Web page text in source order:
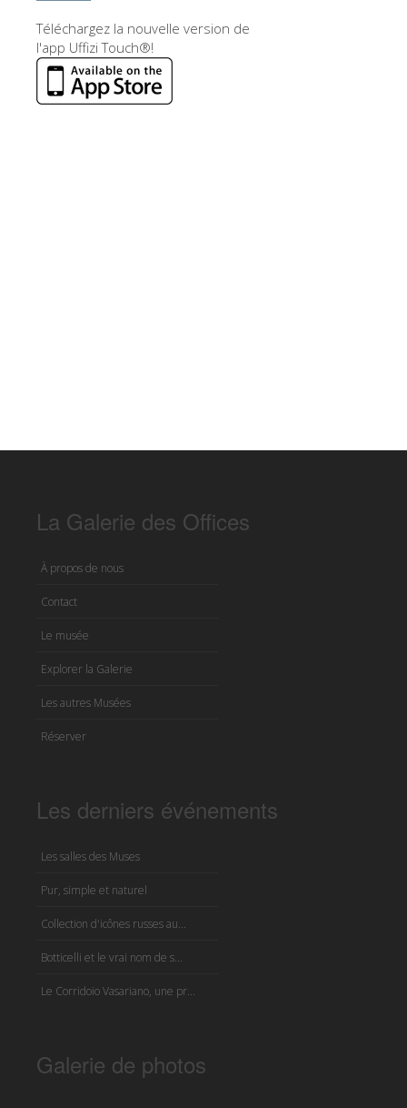
Téléchargez la nouvelle version de
l'app Uffizi Touch®!
La Galerie des Offices
À propos de nous
Contact
Le musée
Explorer la Galerie
Les autres Musées
Réserver
Les derniers événements
Les salles des Muses
Pur, simple et naturel
Collection d'icônes russes au...
Botticelli et le vrai nom de s...
Le Corridoio Vasariano, une pr...
Galerie de photos